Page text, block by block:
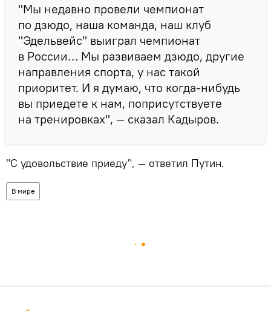
"Мы недавно провели чемпионат
по дзюдо, наша команда, наш клуб
"Эдельвейс" выиграл чемпионат
в России… Мы развиваем дзюдо, другие
направления спорта, у нас такой
приоритет. И я думаю, что когда-нибудь
вы приедете к нам, поприсутствуете
на тренировках", — сказал Кадыров.
"С удовольствие приеду", — ответил Путин.
В мире